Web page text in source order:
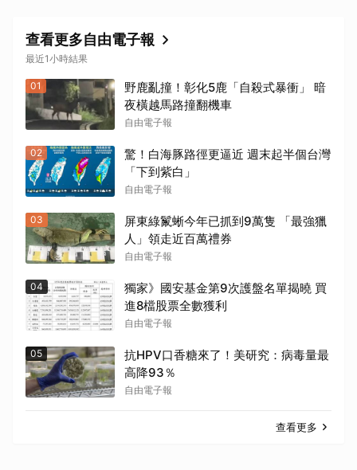
查看更多自由電子報
最近1小時結果
01
野鹿亂撞！彰化5鹿「自殺式暴衝」 暗
夜橫越馬路撞翻機車
自由電子報
02
驚！白海豚路徑更逼近 週末起半個台灣
「下到紫白」
自由電子報
03
屏東綠鬣蜥今年已抓到9萬隻 「最強獵
人」領走近百萬禮券
自由電子報
04
獨家》國安基金第9次護盤名單揭曉 買
進8檔股票全數獲利
自由電子報
05
抗HPV口香糖來了！美研究：病毒量最
高降93％
自由電子報
查看更多